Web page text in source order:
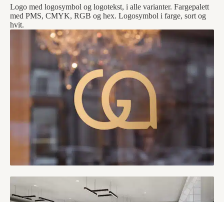
Logo med logosymbol og logotekst, i alle varianter. Fargepalett
med PMS, CMYK, RGB og hex. Logosymbol i farge, sort og
hvit.